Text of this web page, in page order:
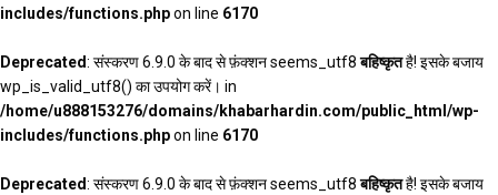
includes/functions.phpon line 6170
Deprecated: संस्करण 6.9.0 के बाद से फ़ंक्शन seems_utf8बहिष्कृतहै! इसके बजाय
wp_is_valid_utf8() का उपयोग करें। in
/home/u888153276/domains/khabarhardin.com/public_html/wp-
includes/functions.phpon line 6170
Deprecated: संस्करण 6.9.0 के बाद से फ़ंक्शन seems_utf8बहिष्कृतहै! इसके बजाय